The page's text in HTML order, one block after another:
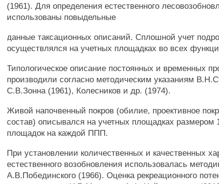
(1961). Для определения естественного
использованы повыдельные
данные таксационных описаний. Сплошной учет
осуществлялся на учетных площадках во всех
Типологическое описание постоянных и временных
производили согласно методическим указаниям
С.В.Зонна (1961), Колесников и др. (1974).
Живой напочвенный покров (обилие, проективное
состав) описывался на учетных площадках
площадок на каждой ППП.
При установлении количественных и качественных
естественного возобновления использовалась
А.В.Побединского (1966). Оценка рекреационного